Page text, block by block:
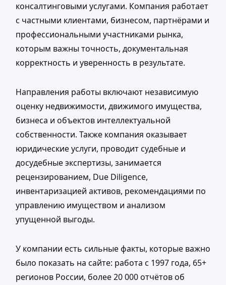
консалтинговыми услугами. Компания работает
с частными клиентами, бизнесом, партнёрами и
профессиональными участниками рынка,
которым важны точность, документальная
корректность и уверенность в результате.
Направления работы включают независимую
оценку недвижимости, движимого имущества,
бизнеса и объектов интеллектуальной
собственности. Также компания оказывает
юридические услуги, проводит судебные и
досудебные экспертизы, занимается
рецензированием, Due Diligence,
инвентаризацией активов, рекомендациями по
управлению имуществом и анализом
упущенной выгоды.
У компании есть сильные факты, которые важно
было показать на сайте: работа с 1997 года, 65+
регионов России, более 20 000 отчётов об